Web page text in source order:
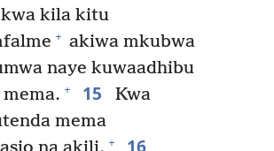
kila kitu
+ akiwa mkubwa
naye kuwaadhibu
+ 15
Kwa
mema
+ 16